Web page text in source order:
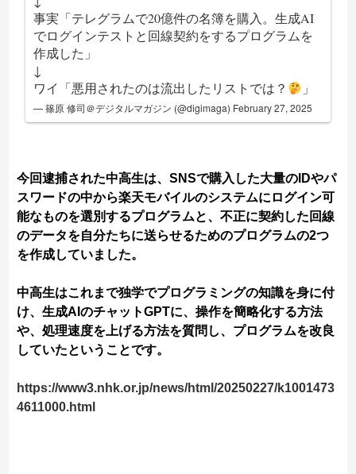
事実「テレグラムで20億件の名簿を購入。生成AI
でログインテストと回線契約をするプログラムを
作成した」
↓
ワイ「悪用されたのは流出したリストでは？
」
— 篠原 修司＠デジタルマガジン (@digimaga) February 27, 2025
今回逮捕された中高生は、SNSで購入した大量のIDやパ
スワードの中から楽天モバイルのシステムにログイン可
能なものを選別するプログラムと、不正に契約した回線
のデータを自分たちに送らせるためのプログラムの2つ
を作成していました。
中高生はこれまで独学でプログラミングの知識を身に付
け、生成AIのチャットGPTに、操作を簡略化する方法
や、処理速度を上げる方法を質問し、プログラムを改良
していたということです。
https://www3.nhk.or.jp/news/html/20250227/k1001473
4611000.html